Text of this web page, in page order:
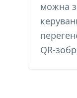
можна
QR-